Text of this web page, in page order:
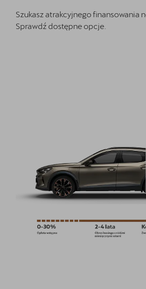
Szukasz atrakcyjnego finansowania
Sprawdź dostępne opcje.